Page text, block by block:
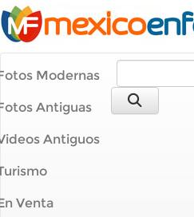
Modernas
Antiguas
Antiguos
Venta